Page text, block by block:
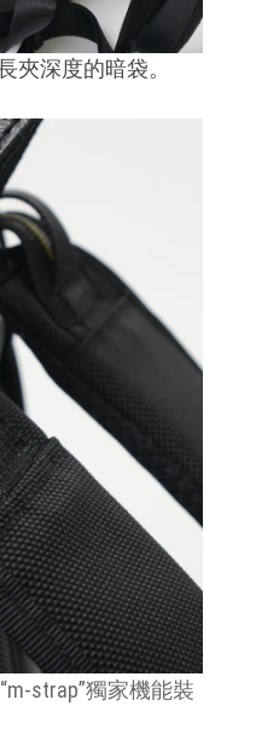
夾深度的暗袋。
strap”獨家機能裝